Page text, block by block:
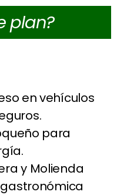
plan?
en vehículos
para
y Molienda